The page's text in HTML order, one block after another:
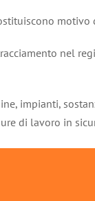
motivo
nel
impianti,
di lavoro in
il